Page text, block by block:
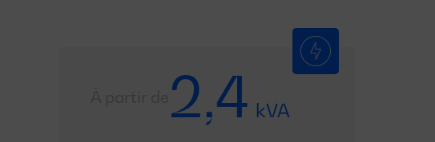
2,4 kVA